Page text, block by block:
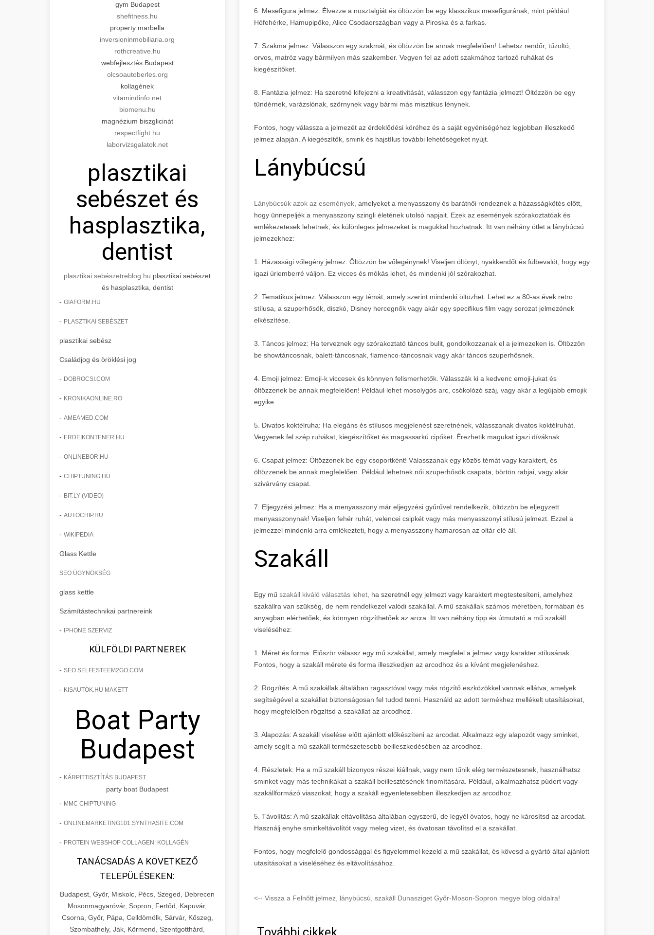
gym Budapest
shefitness.hu
property marbella
inversioninmobiliaria.org
rothcreative.hu
webfejlesztés Budapest
olcsoautoberles.org
kollagének
vitamindinfo.net
biomenu.hu
magnézium biszglicinát
respectfight.hu
laborvizsgalatok.net
plasztikai
sebészet és
hasplasztika,
dentist
plasztikai sebészetreblog.hu plasztikai sebészet
és hasplasztika, dentist
- GIAFORM.HU
- PLASZTIKAI SEBÉSZET
plasztikai sebész
Családjog és öröklési jog
- DOBROCSI.COM
- KRONIKAONLINE.RO
- AMEAMED.COM
- ERDEIKONTENER.HU
- ONLINEBOR.HU
- CHIPTUNING.HU
- BIT.LY (VIDEO)
- AUTOCHIP.HU
- WIKIPEDIA
Glass Kettle
SEO ÜGYNÖKSÉG
glass kettle
Számítástechnikai partnereink
- IPHONE SZERVIZ
KÜLFÖLDI PARTNEREK
- SEO SELFESTEEM2GO.COM
- KISAUTOK.HU MAKETT
Boat Party
Budapest
- KÁRPITTISZTÍTÁS BUDAPEST
party boat Budapest
- MMC CHIPTUNING
- ONLINEMARKETING101.SYNTHASITE.COM
- PROTEIN WEBSHOP COLLAGEN: KOLLAGÉN
TANÁCSADÁS A KÖVETKEZŐ
TELEPÜLÉSEKEN:
Budapest, Győr, Miskolc, Pécs, Szeged, Debrecen
Mosonmagyaróvár, Sopron, Fertőd, Kapuvár,
Csorna, Győr, Pápa, Celldömölk, Sárvár, Kőszeg,
Szombathely, Ják, Körmend, Szentgotthárd,
6. Mesefigura jelmez: Élvezze a nosztalgiát és öltözzön be egy klasszikus mesefigurának, mint például
Hófehérke, Hamupipőke, Alice Csodaországban vagy a Piroska és a farkas.
7. Szakma jelmez: Válasszon egy szakmát, és öltözzön be annak megfelelően! Lehetsz rendőr, tűzoltó,
orvos, matróz vagy bármilyen más szakember. Vegyen fel az adott szakmához tartozó ruhákat és
kiegészítőket.
8. Fantázia jelmez: Ha szeretné kifejezni a kreativitását, válasszon egy fantázia jelmezt! Öltözzön be egy
tündérnek, varázslónak, szörnynek vagy bármi más misztikus lénynek.
Fontos, hogy válassza a jelmezét az érdeklődési köréhez és a saját egyéniségéhez legjobban illeszkedő
jelmez alapján. A kiegészítők, smink és hajstílus további lehetőségeket nyújt.
Lánybúcsú
Lánybúcsúk azok az események, amelyeket a menyasszony és barátnői rendeznek a házasságkötés előtt,
hogy ünnepeljék a menyasszony szingli életének utolsó napjait. Ezek az események szórakoztatóak és
emlékezetesek lehetnek, és különleges jelmezeket is magukkal hozhatnak. Itt van néhány ötlet a lánybúcsú
jelmezekhez:
1. Házassági vőlegény jelmez: Öltözzön be vőlegénynek! Viseljen öltönyt, nyakkendőt és fülbevalót, hogy egy
igazi úriemberré váljon. Ez vicces és mókás lehet, és mindenki jól szórakozhat.
2. Tematikus jelmez: Válasszon egy témát, amely szerint mindenki öltözhet. Lehet ez a 80-as évek retro
stílusa, a szuperhősök, diszkó, Disney hercegnők vagy akár egy specifikus film vagy sorozat jelmezének
elkészítése.
3. Táncos jelmez: Ha terveznek egy szórakoztató táncos bulit, gondolkozzanak el a jelmezeken is. Öltözzön
be showtáncosnak, balett-táncosnak, flamenco-táncosnak vagy akár táncos szuperhősnek.
4. Emoji jelmez: Emoji-k viccesek és könnyen felismerhetők. Válasszák ki a kedvenc emoji-jukat és
öltözzenek be annak megfelelően! Például lehet mosolygós arc, csókolózó száj, vagy akár a legújabb emojik
egyike.
5. Divatos koktélruha: Ha elegáns és stílusos megjelenést szeretnének, válasszanak divatos koktélruhát.
Vegyenek fel szép ruhákat, kiegészítőket és magassarkú cipőket. Érezhetik magukat igazi díváknak.
6. Csapat jelmez: Öltözzenek be egy csoportként! Válasszanak egy közös témát vagy karaktert, és
öltözzenek be annak megfelelően. Például lehetnek női szuperhősök csapata, börtön rabjai, vagy akár
szivárvány csapat.
7. Eljegyzési jelmez: Ha a menyasszony már eljegyzési gyűrűvel rendelkezik, öltözzön be eljegyzett
menyasszonynak! Viseljen fehér ruhát, velencei csipkét vagy más menyasszonyi stílusú jelmezt. Ezzel a
jelmezzel mindenki arra emlékezteti, hogy a menyasszony hamarosan az oltár elé áll.
Szakáll
Egy mű szakáll kiváló választás lehet, ha szeretnél egy jelmezt vagy karaktert megtestesíteni, amelyhez
szakállra van szükség, de nem rendelkezel valódi szakállal. A mű szakállak számos méretben, formában és
anyagban elérhetőek, és könnyen rögzíthetőek az arcra. Itt van néhány tipp és útmutató a mű szakáll
viseléséhez:
1. Méret és forma: Először válassz egy mű szakállat, amely megfelel a jelmez vagy karakter stílusának.
Fontos, hogy a szakáll mérete és forma illeszkedjen az arcodhoz és a kívánt megjelenéshez.
2. Rögzítés: A mű szakállak általában ragasztóval vagy más rögzítő eszközökkel vannak ellátva, amelyek
segítségével a szakállat biztonságosan fel tudod tenni. Használd az adott termékhez mellékelt utasításokat,
hogy megfelelően rögzítsd a szakállat az arcodhoz.
3. Alapozás: A szakáll viselése előtt ajánlott előkészíteni az arcodat. Alkalmazz egy alapozót vagy sminket,
amely segít a mű szakáll természetesebb beilleszkedésében az arcodhoz.
4. Részletek: Ha a mű szakáll bizonyos részei kiállnak, vagy nem tűnik elég természetesnek, használhatsz
sminket vagy más technikákat a szakáll beillesztésének finomítására. Például, alkalmazhatsz púdert vagy
szakállformázó viaszokat, hogy a szakáll egyenletesebben illeszkedjen az arcodhoz.
5. Távolítás: A mű szakállak eltávolítása általában egyszerű, de legyél óvatos, hogy ne károsítsd az arcodat.
Használj enyhe sminkeltávolítót vagy meleg vizet, és óvatosan távolítsd el a szakállat.
Fontos, hogy megfelelő gondossággal és figyelemmel kezeld a mű szakállat, és kövesd a gyártó által ajánlott
utasításokat a viseléséhez és eltávolításához.
<-- Vissza a Felnőtt jelmez, lánybúcsú, szakáll Dunasziget Győr-Moson-Sopron megye blog oldalra!
További cikkek